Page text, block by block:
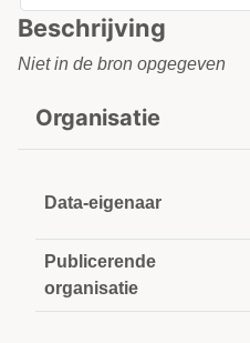
Beschrijving
Niet in de bron opgegeven
Organisatie
Data-eigenaar
Publicerende
organisatie